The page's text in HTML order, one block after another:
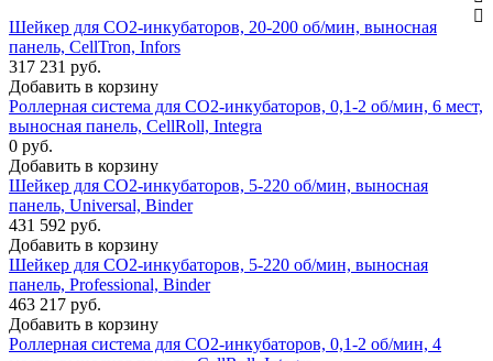
Шейкер для CO2-инкубаторов, 20-200 об/мин, выносная
панель, CellTron, Infors
317 231 руб.
Добавить в корзину
Роллерная система для CO2-инкубаторов, 0,1-2 об/мин, 6 мест,
выносная панель, CellRoll, Integra
0 руб.
Добавить в корзину
Шейкер для CO2-инкубаторов, 5-220 об/мин, выносная
панель, Universal, Binder
431 592 руб.
Добавить в корзину
Шейкер для CO2-инкубаторов, 5-220 об/мин, выносная
панель, Professional, Binder
463 217 руб.
Добавить в корзину
Роллерная система для CO2-инкубаторов, 0,1-2 об/мин, 4